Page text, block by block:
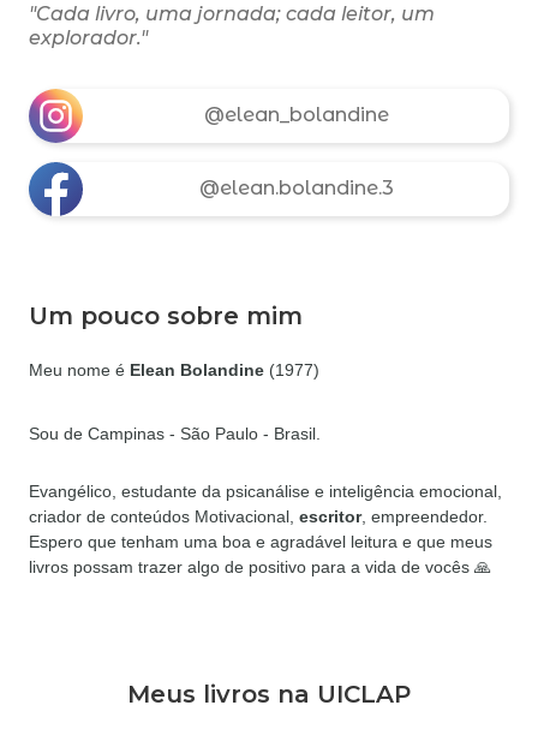
"Cada livro, uma jornada; cada leitor, um
explorador."
@elean_bolandine
@elean.bolandine.3
Um pouco sobre mim
Meu nome é Elean Bolandine (1977)
Sou de Campinas - São Paulo - Brasil.
Evangélico, estudante da psicanálise e inteligência emocional,
criador de conteúdos Motivacional, escritor, empreendedor.
Espero que tenham uma boa e agradável leitura e que meus
livros possam trazer algo de positivo para a vida de vocês 🙏
Meus livros na UICLAP